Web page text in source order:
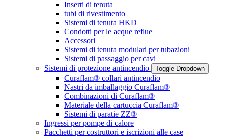
Inserti di tenuta
tubi di rivestimento
Sistemi di tenuta HKD
Condotti per le acque reflue
Accessori
Sistemi di tenuta modulari per tubazioni
Sistemi di passaggio per cavi
Sistemi di protezione antincendio
Toggle Dropdown
Curaflam® collari antincendio
Nastri da imballaggio Curaflam®
Combinazioni di Curaflam®
Materiale della cartuccia Curaflam®
Sistemi di paratie ZZ®
Ingressi per pompe di calore
Pacchetti per costruttori e iscrizioni alle case